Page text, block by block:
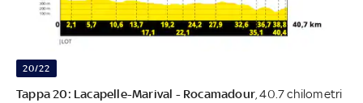
20/22
Tappa 20: Lacapelle-Marival - Rocamadour , 40.7 chilometri